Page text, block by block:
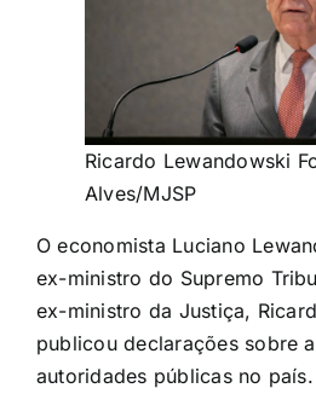
Ricardo Lewandowski
Alves/MJSP
O economista Luciano
ex-ministro do Supremo
ex-ministro da Justiça,
publicou declarações sobre
autoridades públicas no